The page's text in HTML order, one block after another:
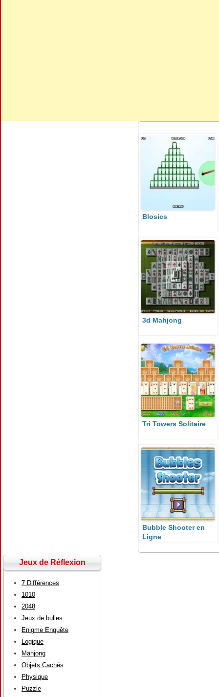
Blosics
3d Mahjong
Tri Towers Solitaire
Bubble Shooter en
Ligne
Jeux de Réflexion
7 Différences
1010
2048
Jeux de bulles
Enigme Enquête
Logique
Mahjong
Objets Cachés
Physique
Puzzle